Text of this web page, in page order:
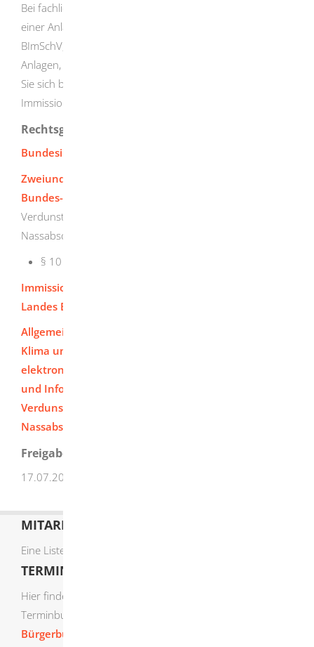
Bei fachlichen Fragen (zum Beispiel Fragen zur Einstufung
einer Anlage und zum Anwendungsbereich der 42.
BImSchV, Fragen zu bereits in KaVKA-42.BV registrierten
Anlagen, Fragen zu einzelnen Betreiberpflichten) wenden
Sie sich bitte an Ihre zuständige
Immissionsschutzbehörde.
Rechtsgrundlage
Bundesimmissionsschutzgesetz (BImSchG)
Zweiundvierzigste Verordnung zur Durchführung des
Bundes-Immissionsschutzgesetzes
Verdunstungskühlanlagen, Kühltürme und
Nassabscheider - 42. BImSchV)
§ 10 Informationspflichten
Immissionsschutz-Zuständigkeitsverordnung des
Landes Baden-Württemberg
Allgemeinverfügung des Ministeriums für Umwelt,
Klima und Energiewirtschaft zur Nutzung des
elektronischen Weges bei der Erfüllung von Anzeige-
und Informationspflichten nach der Verordnung über
Verdunstungskühlanlagen, Kühltürme und
Nassabscheider - 42. BImSchV
Freigabevermerk
17.07.2025 Umweltministerium Baden-Württemberg
MITARBEITERLISTE
Eine Liste der Mitarbeiter von A-Z finden Sie
TERMIN ONLINE BUCHEN
Hier finden Sie die verfügbaren Sachgebiete zur Online-
Terminbuchung:
Bürgerbüro Termine online buchen